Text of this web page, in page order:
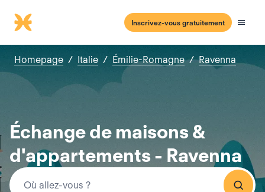
Inscrivez-vous gratuitement
Homepage / Italie / Émilie-Romagne / Ravenna
Échange de maisons &
d'appartements - Ravenna